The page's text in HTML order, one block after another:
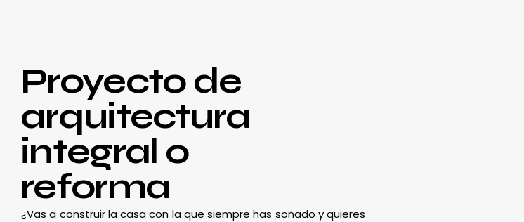
Proyecto de
arquitectura
integral o
reforma
¿Vas a construir la casa con la que siempre has soñado y quieres